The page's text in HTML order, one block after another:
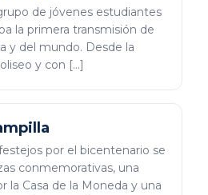
de jóvenes estudiantes
la primera transmisión de
y del mundo. Desde la
y con […]
por el bicentenario se
conmemorativas, una
la Casa de la Moneda y una